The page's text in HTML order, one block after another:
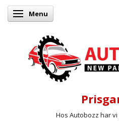
Skifte navigation
Menu
Hos Autobozz har